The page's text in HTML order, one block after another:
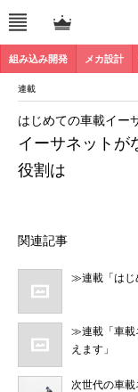
組み込み開発 メカ設計
連載
イーサネット
役割は
はじめての車載イー
関連記事
≫連載「はじ
≫連載「車載
えます」
次世代の車